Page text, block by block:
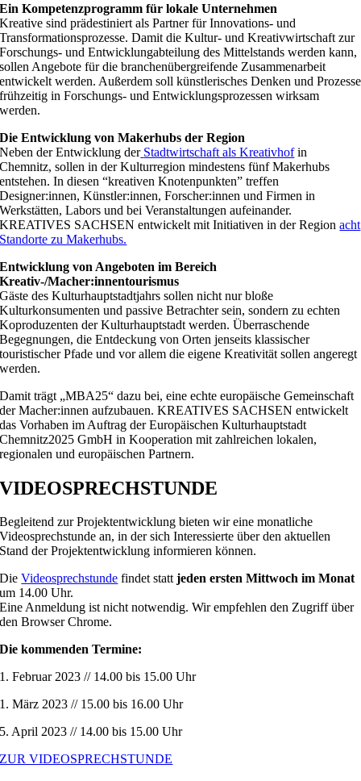
Ein Kompetenzprogramm für lokale Unternehmen
Kreative sind prädestiniert als Partner für Innovations- und
Transformationsprozesse. Damit die Kultur- und Kreativwirtschaft zur
Forschungs- und Entwicklungabteilung des Mittelstands werden kann,
sollen Angebote für die branchenübergreifende Zusammenarbeit
entwickelt werden. Außerdem soll künstlerisches Denken und Prozesse
frühzeitig in Forschungs- und Entwicklungsprozessen wirksam
werden.
Die Entwicklung von Makerhubs der Region
Neben der Entwicklung der Stadtwirtschaft als Kreativhofin
Chemnitz, sollen in der Kulturregion mindestens fünf Makerhubs
entstehen. In diesen “kreativen Knotenpunkten” treffen
Designer:innen, Künstler:innen, Forscher:innen und Firmen in
Werkstätten, Labors und bei Veranstaltungen aufeinander.
KREATIVES SACHSEN entwickelt mit Initiativen in der Regionacht
Standorte zu Makerhubs.
Entwicklung von Angeboten im Bereich
Kreativ-/Macher:innentourismus
Gäste des Kulturhauptstadtjahrs sollen nicht nur bloße
Kulturkonsumenten und passive Betrachter sein, sondern zu echten
Koproduzenten der Kulturhauptstadt werden. Überraschende
Begegnungen, die Entdeckung von Orten jenseits klassischer
touristischer Pfade und vor allem die eigene Kreativität sollen angeregt
werden.
Damit trägt „MBA25“ dazu bei, eine echte europäische Gemeinschaft
der Macher:innen aufzubauen. KREATIVES SACHSEN entwickelt
das Vorhaben im Auftrag der Europäischen Kulturhauptstadt
Chemnitz2025 GmbH in Kooperation mit zahlreichen lokalen,
regionalen und europäischen Partnern.
VIDEOSPRECHSTUNDE
Begleitend zur Projektentwicklung bieten wir eine monatliche
Videosprechstunde an, in der sich Interessierte über den aktuellen
Stand der Projektentwicklung informieren können.
DieVideosprechstunde findet stattjeden ersten Mittwoch im Monat
um 14.00 Uhr.
Eine Anmeldung ist nicht notwendig. Wir empfehlen den Zugriff über
den Browser Chrome.
Die kommenden Termine:
1. Februar 2023 // 14.00 bis 15.00 Uhr
1. März 2023 // 15.00 bis 16.00 Uhr
5. April 2023 // 14.00 bis 15.00 Uhr
ZUR VIDEOSPRECHSTUNDE